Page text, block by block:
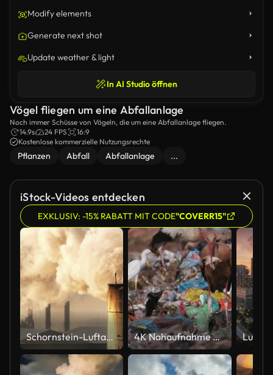
Modify elements
Generate next shot
Update weather & light
In AI Studio öffnen
Vögel fliegen um eine Abfallanlage
Noch immer Schüsse von Vögeln, die um eine Abfallanlage fliegen.
14.9s
24 FPS
16:9
Kostenlose kommerzielle Nutzungsrechte
Pflanzen Abfall Abfallanlage ...
iStock-Videos entdecken
EXKLUSIV: -15% RABATT MIT CODE"COVERR15"
Schornstein-Luftaufnahme 4K Nahaufnahme eines sehr schmutzigen europäischen Weißstorchs, der etwas isst, das er beim Aufräumen auf einer Mülldeponie gefunden hat